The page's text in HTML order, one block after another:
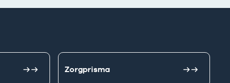
Zorgprisma